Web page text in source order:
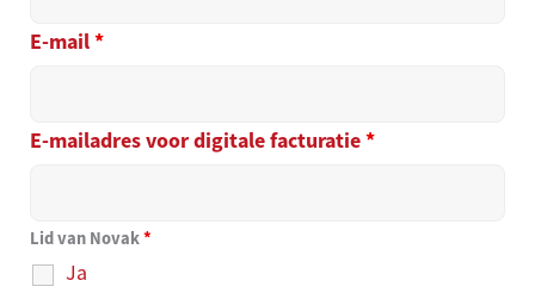
E-mail*
E-mailadres voor digitale facturatie*
Lid van Novak*
Ja